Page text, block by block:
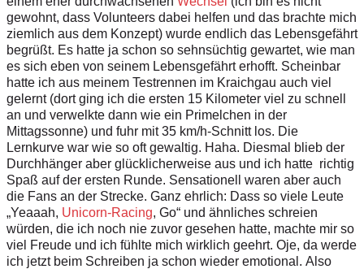
gewohnt, dass Vo unteers dabei hel fen und das brachte mich
zieml ich aus dem Konzept) wurde end ich das Lebensgefährt
begrüßt. Es hatte ja schon so sehnsüchtig gewartet, wie man
es sich eben von seinem Lebensgefährterhofft. Scheinbar
hatte ich aus meinem Testrennen im Kraichgau auch vie
ge lernt (dortging ich die ersten 15 Ki ometer vie zu schne
an und verwe kte dann wie ein Prime lchen in der
Mittagssonne) und fuhr mit 35 km/h-Schnitt os. Die
Lernkurve war wie so oftgewa tig. Haha. Diesma b lieb der
Durchhänger aber g ück licherweise aus und ich hatte richtig
Spaß aufder ersten Runde. Sensatione waren aber auch
die Fans an der Strecke. Ganz ehrlich: Dass so vie e Leute
„Yeaaah, Unicorn-Racing, Go“ und ähn iches schreien
würden, die ich noch nie zuvor gesehen hatte, machte mir so
viel Freude und ich füh te mich wirk ich geehrt. Oje, da werde
ich jetzt beim Schreiben ja schon wieder emotiona l. A lso